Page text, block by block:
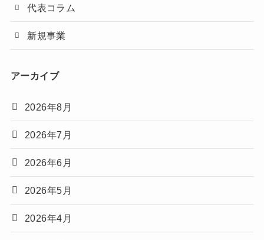
代表コラム
新規事業
アーカイブ
2026年8月
2026年7月
2026年6月
2026年5月
2026年4月